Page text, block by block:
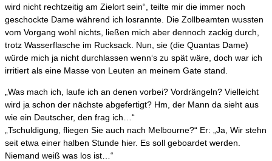
wird nicht rechtzeitig am Zielort sein“, teilte mir die immer noch
geschockte Dame während ich losrannte. Die Zollbeamten wussten
vom Vorgang wohl nichts, ließen mich aber dennoch zackig durch,
trotz Wasserflasche im Rucksack. Nun, sie (die Quantas Dame)
würde mich ja nicht durchlassen wenn‘s zu spät wäre, doch war ich
irritiert als eine Masse von Leuten an meinem Gate stand.
„Was mach ich, laufe ich an denen vorbei? Vordrängeln? Vielleicht
wird ja schon der nächste abgefertigt? Hm, der Mann da sieht aus
wie ein Deutscher, den frag ich…“
„Tschuldigung, fliegen Sie auch nach Melbourne?“ Er: „Ja, Wir stehn
seit etwa einer halben Stunde hier. Es soll geboardet werden.
Niemand weiß was los ist…“